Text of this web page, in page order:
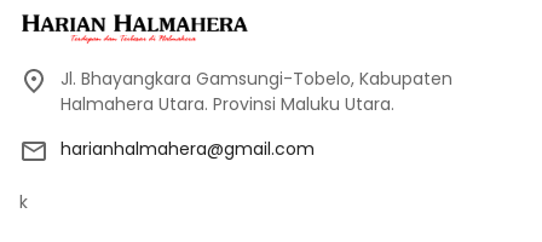
Jl. Bhayangkara Gamsungi-Tobelo, Kabupaten
Halmahera Utara. Provinsi Maluku Utara.
harianhalmahera@gmail.com
k